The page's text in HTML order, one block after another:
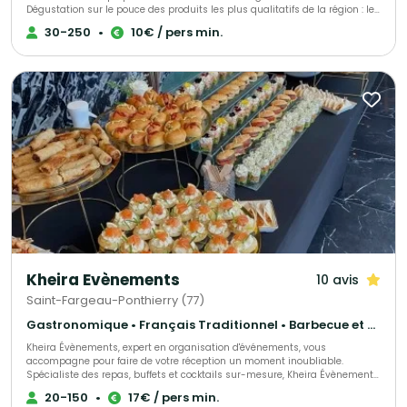
Dégustation sur le pouce des produits les plus qualitatifs de la région : les
crêpes, les galettes, le caramel beurre salé… Toutes nos pâtes sont
élaborées par nos soins. Restauration rapide…Oui, mais avec une cuisine
30-250 • 10€ / pers min.
Kheira Evènements 10 avis
Saint-Fargeau-Ponthierry (77)
Gastronomique • Français Traditionnel • Barbecue et grillades
Kheira Évènements, expert en organisation d'événements, vous
accompagne pour faire de votre réception un moment inoubliable.
Spécialiste des repas, buffets et cocktails sur-mesure, Kheira Évènements
régale vos papilles et celles de vos convives avec des plats savoureux et
personnalisés. Travaillant uniquement avec des produits frais, Kheira
20-150 • 17€ / pers min.